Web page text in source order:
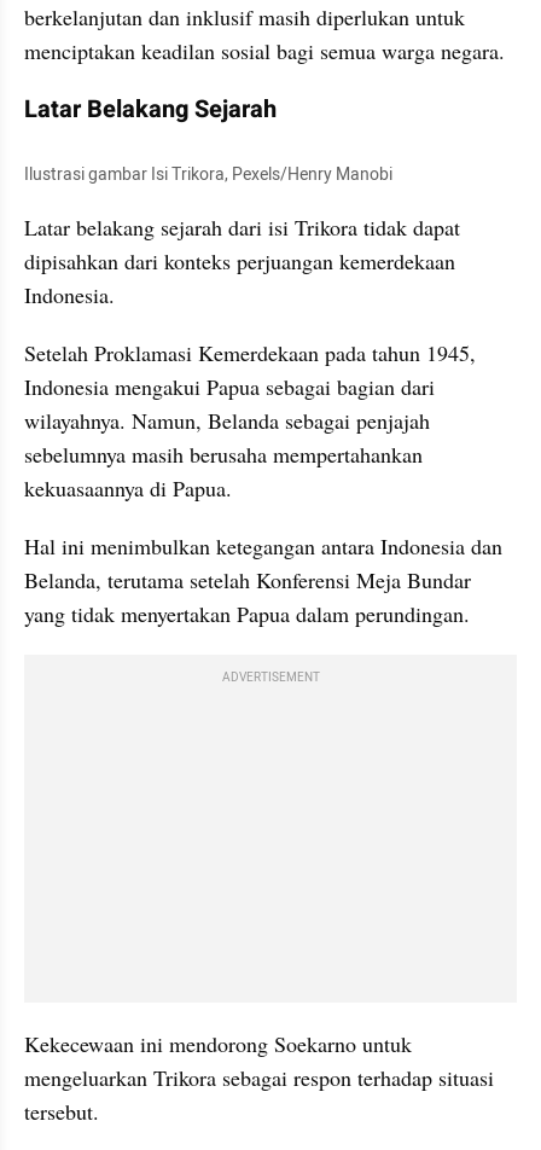
berkelanjutan dan inklusif masih diperlukan untuk
menciptakan keadilan sosial bagi semua warga negara.
Latar Belakang Sejarah
Ilustrasi gambar Isi Trikora, Pexels/Henry Manobi
Latar belakang sejarah dari isi Trikora tidak dapat
dipisahkan dari konteks perjuangan kemerdekaan
Indonesia.
Setelah Proklamasi Kemerdekaan pada tahun 1945,
Indonesia mengakui Papua sebagai bagian dari
wilayahnya. Namun, Belanda sebagai penjajah
sebelumnya masih berusaha mempertahankan
kekuasaannya di Papua.
Hal ini menimbulkan ketegangan antara Indonesia dan
Belanda, terutama setelah Konferensi Meja Bundar
yang tidak menyertakan Papua dalam perundingan.
ADVERTISEMENT
Kekecewaan ini mendorong Soekarno untuk
mengeluarkan Trikora sebagai respon terhadap situasi
tersebut.